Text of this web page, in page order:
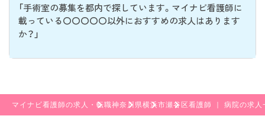
「手術室の募集を都内で探しています。マイナビ看護師に
載っている〇〇〇〇〇以外におすすめの求人はあります
か？」
マイナビ看護師の求人・転職神奈川県横浜市瀬谷区看護師 ｜ 病院の求人